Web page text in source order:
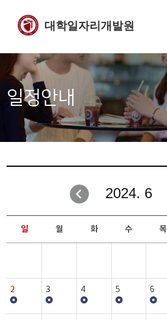
대학일자리개발원
일정안내
2024. 6
일 월 화 수 목
2 3 4 5 6